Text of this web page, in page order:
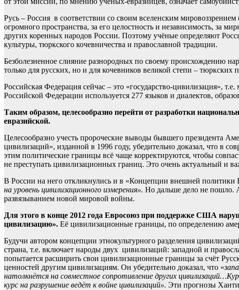
Русь – Россия в соответствии со своим вселенским
огромного пространства, за его целостность и независимость, за
других коренных народов России. Поэтому учёные определяют
культуры, тюркского кочевничества и православной традиции.
Безболезненное слияние разнородных по своему происхождению
только для русских, но и для кочевников великой степи – тюркских
Российская Федерация сейчас – это «государство-цивилизация»,
Российской Федерации используется 277 языков и диалектов,
Таким образом, целесообразно перейти от разработки
евразийской.
Целесообразно учесть пророческие выводы бывшего президента
цивилизаций», изданной в 1996 году, убедительно доказал, что в
этим политические границы всё чаще корректируются, чтобы
не преступать цивилизационных границ. Это очень актуальный и
В России на него откликнулись и в «Концепции внешней политики
на уровень цивилизационного измерения». Но дальше дело не пошло.
развязыванием новой мировой войны.
Для этого в конце 2012 года Евросоюз при поддержке США
цивилизацию». Её цивилизационные границы, по определению
Будучи автором концепции этнокультурного разделения
страна, т.е. включает народы двух цивилизаций: западной и
попытается расширить свои цивилизационные границы за счёт
ценностей другим цивилизациям. Он убедительно доказал, что «
натолкнётся на совместное сопротивление других
курс на разрушение ведёт к войне цивилизаций». Эти прогнозы